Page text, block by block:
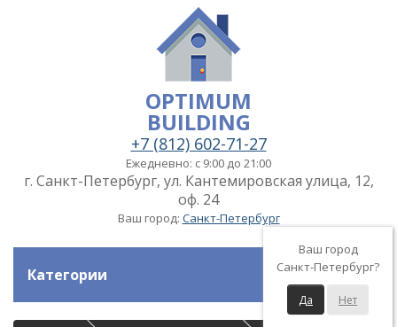
OPTIMUM
BUILDING
+7 (812) 602-71-27
Ежедневно: с 9:00 до 21:00
г. Санкт-Петербург, ул. Кантемировская улица, 12,
оф. 24
Ваш город: Санкт-Петербург
Ваш город
Санкт-Петербург?
Да Нет
Категории